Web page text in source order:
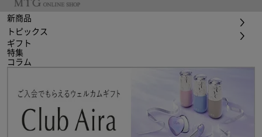
新商品
トピックス
ギフト
特集
コラム